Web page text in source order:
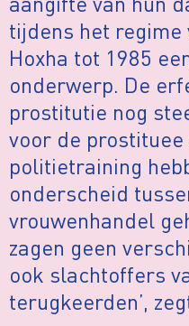
tijdens het
Hoxha tot 1985
onderwerp. De
prostitutie nog
voor de prostituee
politietraining
onderscheid
vrouwenhandel
zagen geen
ook slachtoffers
terugkeerden’,